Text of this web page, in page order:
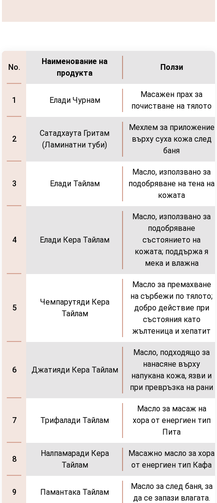
No.
1
2
3
4
5
6
7
8
9
Наименование на
продукта
Елади Чурнам
Сатадхаута Гритам
(Ламинатни туби)
Елади Тайлам
Елади Кера Тайлам
Чемпарутяди Кера
Тайлам
Джатияди Кера Тайлам
Трифалади Тайлам
Налпамаради Кера
Тайлам
Памантака Тайлам
Ползи
Масажен прах за
почистване на тялото
Мехлем за приложение
върху суха кожа след
баня
Масло, използвано за
подобряване на тена на
кожата
Масло, използвано за
подобряване
състоянието на
кожата; поддържа я
мека и влажна
Масло за премахване
на сърбежи по тялото;
добро действие при
състояния като
жълтеница и хепатит
Масло, подходящо за
нанасяне върху
напукана кожа, язви и
при превръзка на рани
Масло за масаж на
хора от енергиен тип
Пита
Масажно масло за хора
от енергиен тип Кафа
Масло за след баня, за
да се запази влагата.